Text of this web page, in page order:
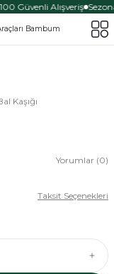
Güvenli Alışveriş
Kaşığı
Yorumlar (0)
Taksit Seçenekleri